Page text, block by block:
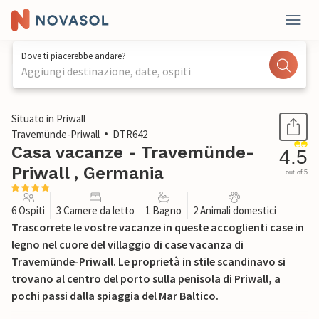
Dove ti piacerebbe andare?
Aggiungi destinazione, date, ospiti
1 / 27
Situato in Priwall
Travemünde-Priwall
DTR642
Casa vacanze - Travemünde-
Priwall , Germania
4.5
out of 5
6 Ospiti 3 Camere da letto 1 Bagno 2 Animali domestici
Trascorrete le vostre vacanze in queste accoglienti case in
legno nel cuore del villaggio di case vacanza di
Travemünde-Priwall. Le proprietà in stile scandinavo si
trovano al centro del porto sulla penisola di Priwall, a
pochi passi dalla spiaggia del Mar Baltico.